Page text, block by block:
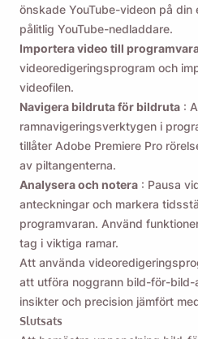
önskade YouTube-videon på din
pålitlig YouTube-nedladdare.
Importera video till
videoredigeringsprogram och
videofilen.
Navigera bildruta för bildruta :
ramnavigeringsverktygen i
tillåter Adobe Premiere Pro
av piltangenterna.
Analysera och notera : Pausa
anteckningar och markera
programvaran. Använd
tag i viktiga ramar.
Att använda
att utföra noggrann bild-för-bild-
insikter och precision jämfört
Slutsats